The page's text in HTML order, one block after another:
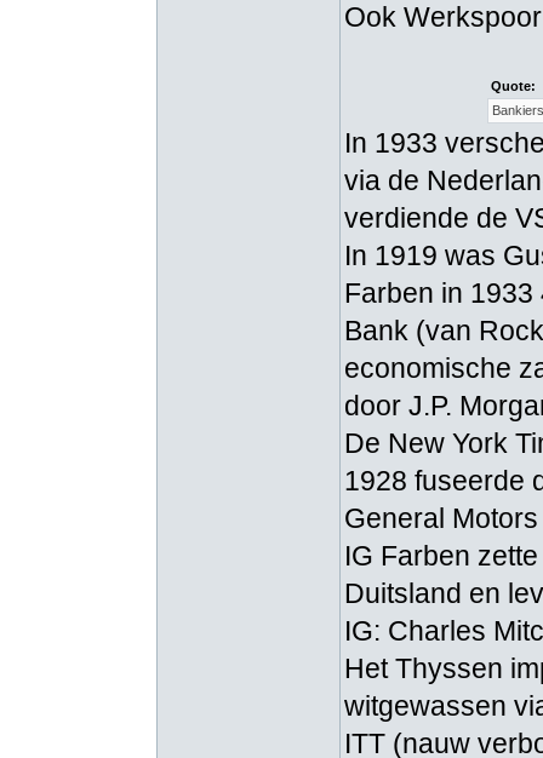
Ook
Quote:
In 1933
via de
verdiende de
In 1919 was
Farben in
Bank (van
economische
door J.P.
De New York
1928 fuseerde
General
IG Farben
Duitsland en
IG: Charles
Het Thyssen
witgewassen
ITT (nauw